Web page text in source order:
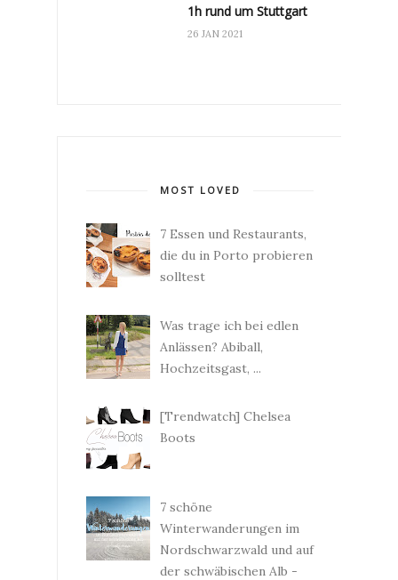
1h rund um Stuttgart
26 JAN 2021
MOST LOVED
7 Essen und Restaurants,
die du in Porto probieren
solltest
Was trage ich bei edlen
Anlässen? Abiball,
Hochzeitsgast, ...
[Trendwatch] Chelsea
Boots
7 schöne
Winterwanderungen im
Nordschwarzwald und auf
der schwäbischen Alb -